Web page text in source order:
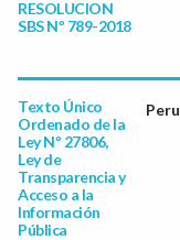
RESOLUCION
SBS Nº 789-2018
Texto Único
Ordenado de la
Ley Nº 27806,
Ley de
Transparencia y
Acceso a la
Información
Pública
Peru